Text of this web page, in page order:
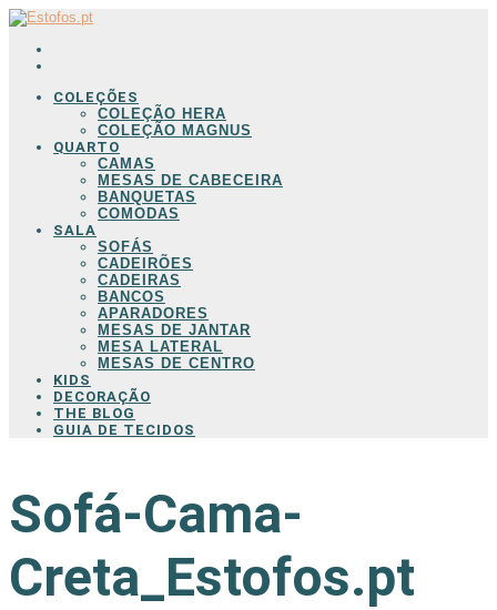
COLEÇÕES
COLEÇÃO HERA
COLEÇÃO MAGNUS
QUARTO
CAMAS
MESAS DE CABECEIRA
BANQUETAS
COMODAS
SALA
SOFÁS
CADEIRÕES
CADEIRAS
BANCOS
APARADORES
MESAS DE JANTAR
MESA LATERAL
MESAS DE CENTRO
KIDS
DECORAÇÃO
THE BLOG
GUIA DE TECIDOS
Sofá-Cama-
Creta_Estofos.pt